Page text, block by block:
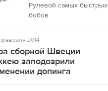
Рулевой самых быстрых
бобов
2014
сборной Швеции
заподозрили
допинга